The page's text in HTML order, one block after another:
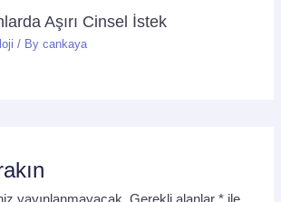
Aşırı Cinsel İstek
/ Bycankaya
yayınlanmayacak. Gerekli alanlar* ile